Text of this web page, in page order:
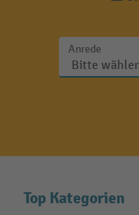
Anrede
Top Kategorien